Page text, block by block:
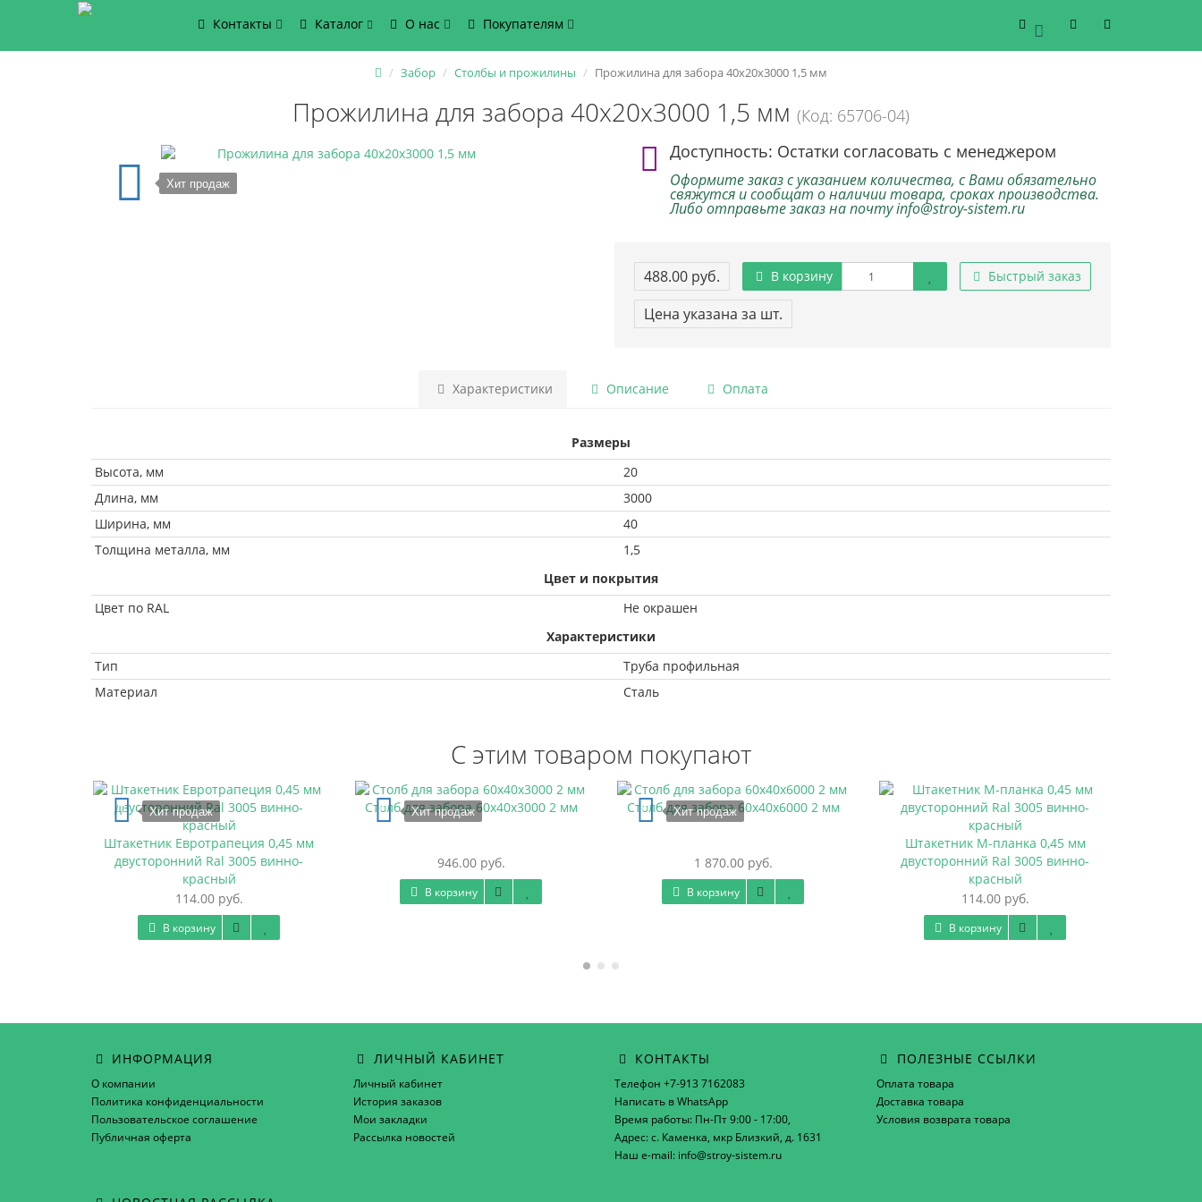
Контакты Каталог О нас Покупателям 0
Забор Столбы и прожилины Прожилина для забора 40х20х3000 1,5 мм
Прожилина для забора 40х20х3000 1,5 мм (Код: 65706-04)
Хит продаж
Доступность: Остатки согласовать с менеджером
Оформите заказ с указанием количества, с Вами обязательно
свяжутся и сообщат о наличии товара, сроках производства.
Либо отправьте заказ на почту info@stroy-sistem.ru
488.00 руб. В корзину Быстрый заказ
Цена указана за шт.
Характеристики Описание Оплата
Размеры
Высота, мм
20
Длина, мм
3000
Ширина, мм
40
Толщина металла, мм
1,5
Цвет и покрытия
Цвет по RAL
Не окрашен
Характеристики
Тип
Труба профильная
Материал
Сталь
С этим товаром покупают
Хит продаж
Штакетник Евротрапеция 0,45 мм
двусторонний Ral 3005 винно-
красный
114.00 руб.
В корзину
Хит продаж
Столб для забора 60х40х3000 2 мм
946.00 руб.
В корзину
Хит продаж
Столб для забора 60х40х6000 2 мм
1 870.00 руб.
В корзину
Штакетник М-планка 0,45 мм
двусторонний Ral 3005 винно-
красный
114.00 руб.
В корзину
ИНФОРМАЦИЯ
О компании
Политика конфиденциальности
Пользовательское соглашение
Публичная оферта
ЛИЧНЫЙ КАБИНЕТ
Личный кабинет
История заказов
Мои закладки
Рассылка новостей
КОНТАКТЫ
Телефон +7-913 7162083
Написать в WhatsApp
Время работы: Пн-Пт 9:00 - 17:00,
Адрес: с. Каменка, мкр Близкий, д. 1631
Наш e-mail: info@stroy-sistem.ru
ПОЛЕЗНЫЕ ССЫЛКИ
Оплата товара
Доставка товара
Условия возврата товара